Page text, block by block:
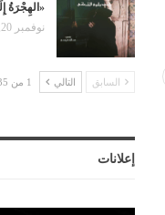
«الهِجْرَةُ
نوفمبر 20, 2025
السابق التالي 1 من 35
إعلانات